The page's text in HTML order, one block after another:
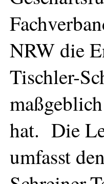
NRW die
Tischler-
hat. Die
umfasst